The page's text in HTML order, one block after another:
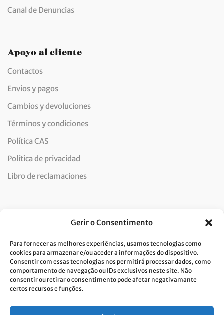
Gerir o Consentimento
Para fornecer as melhores experiências, usamos tecnologias como
cookies para armazenar e/ou aceder a informações do dispositivo.
Consentir com essas tecnologias nos permitirá processar dados, como
comportamento de navegação ou IDs exclusivos neste site. Não
consentir ou retirar o consentimento pode afetar negativamante
certos recursos e funções.
Canal de Denuncias
Apoyo al cliente
Contactos
Envios y pagos
Cambios y devoluciones
Términos y condiciones
Política CAS
Política de privacidad
Libro de reclamaciones
Doy mi consentimiento para el tratamiento de datos y
acepto la política de privacidad.*
Costa Verde se compromete a aplicar el RGPD. Para procesar sus datos
nuestra política de privacidad.